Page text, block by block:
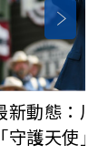
新動態：川
守護天使」